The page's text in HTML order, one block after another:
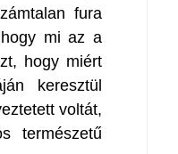
fura
mi az a
hogy miért
keresztül
voltát,
természetű